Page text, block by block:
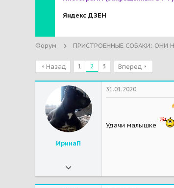
Яндекс ДЗЕН
Форум
Назад 1 2 3 Вперед
ИринаП
4 289
31.01.2020
Удачи малышке